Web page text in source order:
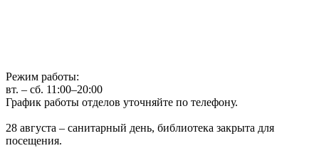
Режим работы:
вт. – сб. 11:00–20:00
График работы отделов уточняйте по телефону.
28 августа – санитарный день, библиотека закрыта для
посещения.